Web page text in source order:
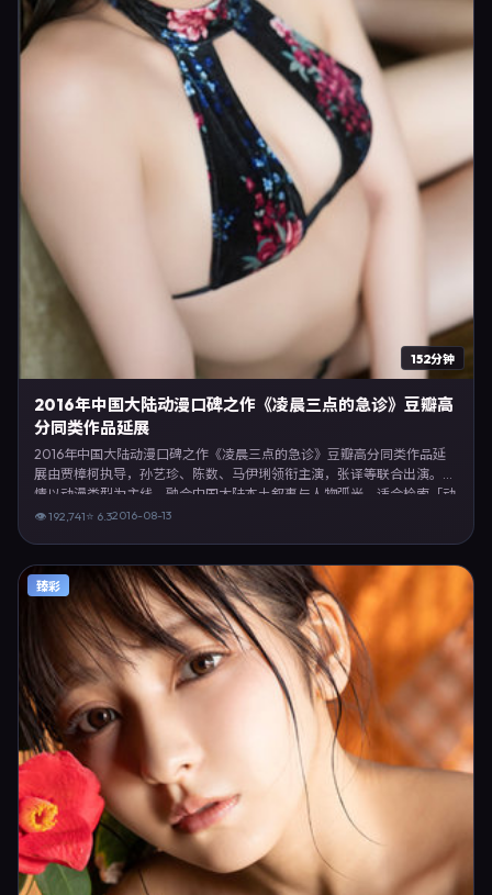
152分钟
2016年中国大陆动漫口碑之作《凌晨三点的急诊》豆瓣高
分同类作品延展
2016年中国大陆动漫口碑之作《凌晨三点的急诊》豆瓣高分同类作品延
展由贾樟柯执导，孙艺珍、陈数、马伊琍领衔主演，张译等联合出演。剧
情以动漫类型为主线，融合中国大陆本土叙事与人物弧光，适合检索「动
漫电影 中国大陆 贾樟柯 孙艺珍」等关键词的观众。2016年8月13日起在
👁192,741⭐ 6.32016-08-13
臻彩